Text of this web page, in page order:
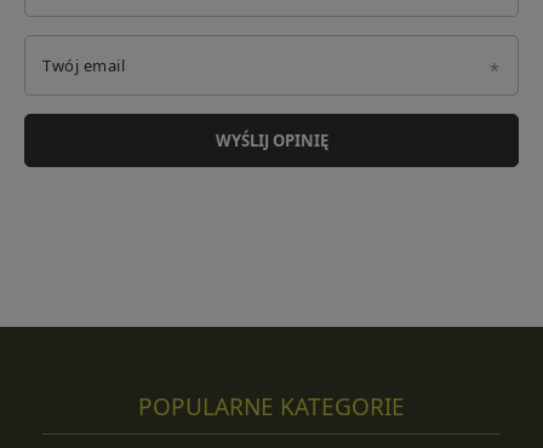
Twój email
WYŚLIJ OPINIĘ
POPULARNE KATEGORIE